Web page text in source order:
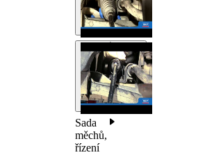
Sada
měchů,
řízení